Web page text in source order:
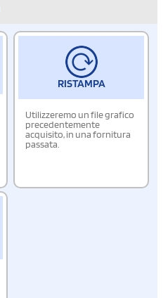
RISTAMPA
Utilizzeremo un file grafico
precedentemente
acquisito, in una fornitura
passata.